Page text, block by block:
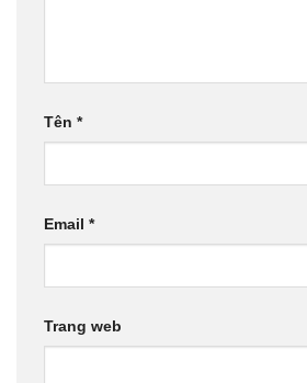
Tên *
Email *
Trang web